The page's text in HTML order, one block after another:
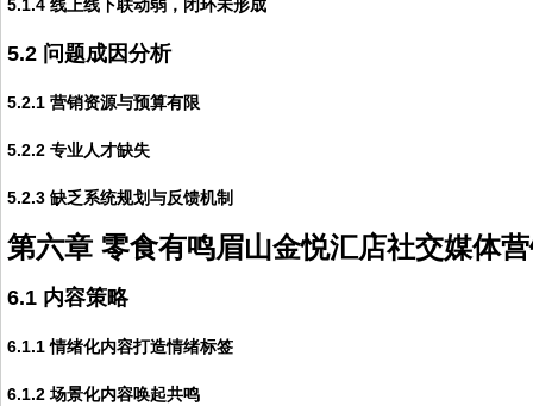
5.1.4 线上线下联动弱，闭环未形成
5.2 问题成因分析
5.2.1 营销资源与预算有限
5.2.2 专业人才缺失
5.2.3 缺乏系统规划与反馈机制
第六章 零食有鸣眉山金悦汇店社交媒体
6.1 内容策略
6.1.1 情绪化内容打造情绪标签
6.1.2 场景化内容唤起共鸣